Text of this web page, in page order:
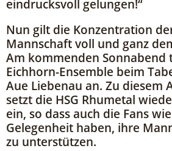
eindrucksvoll gelungen!“
Nun gilt die Konzentration
Mannschaft voll und ganz
Am kommenden Sonnabend
Eichhorn-Ensemble beim
Aue Liebenau an. Zu diesem
setzt die HSG Rhumetal
ein, so dass auch die Fans
Gelegenheit haben, ihre
zu unterstützen.